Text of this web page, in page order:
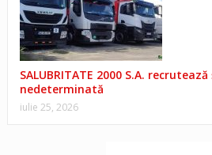
SALUBRITATE 2000 S.A.
nedeterminată
iulie 25, 2026